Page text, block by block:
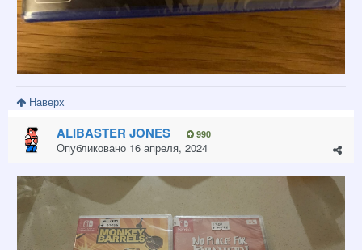
Наверх
ALIBASTER JONES 990
Опубликовано 16 апреля, 2024